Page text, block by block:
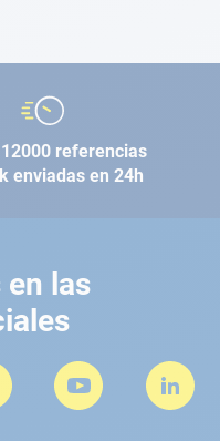
referencias
enviadas en 24h
en las